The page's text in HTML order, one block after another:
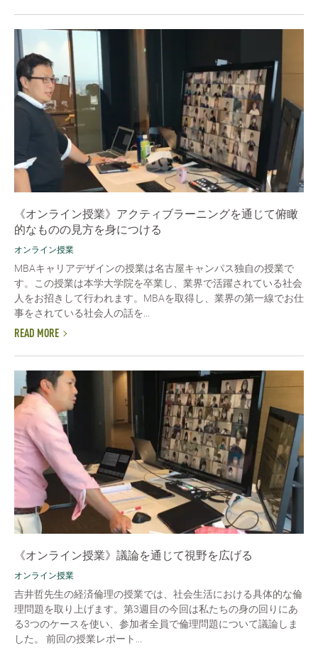
《オンライン授業》アクティブラーニングを通じて俯瞰
的なものの見方を身につける
オンライン授業
MBAキャリアデザインの授業は名古屋キャンパス独自の授業で
す。この授業は本学大学院を卒業し、業界で活躍されている社会
人をお招きして行われます。MBAを取得し、業界の第一線でお仕
事をされている社会人の話を...
READ MORE
《オンライン授業》議論を通じて視野を広げる
オンライン授業
吉井哲先生の経済倫理の授業では、社会生活における具体的な倫
理問題を取り上げます。第3週目の今回は私たちの身の回りにあ
る3つのケースを使い、参加者全員で倫理問題について議論しま
した。 前回の授業レポート...